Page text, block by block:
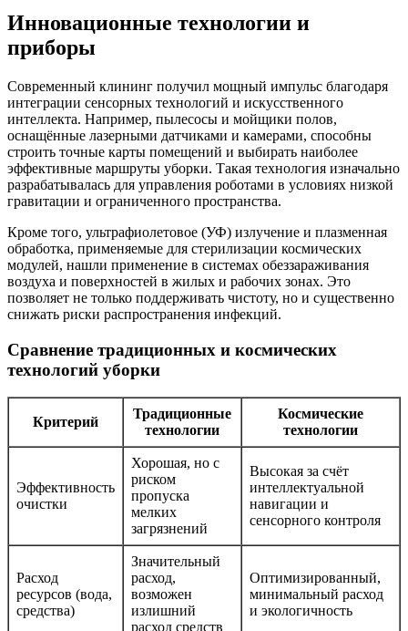
Инновационные технологии и
приборы
Современный клининг получил мощный импульс благодаря
интеграции сенсорных технологий и искусственного
интеллекта. Например, пылесосы и мойщики полов,
оснащённые лазерными датчиками и камерами, способны
строить точные карты помещений и выбирать наиболее
эффективные маршруты уборки. Такая технология изначально
разрабатывалась для управления роботами в условиях низкой
гравитации и ограниченного пространства.
Кроме того, ультрафиолетовое (УФ) излучение и плазменная
обработка, применяемые для стерилизации космических
модулей, нашли применение в системах обеззараживания
воздуха и поверхностей в жилых и рабочих зонах. Это
позволяет не только поддерживать чистоту, но и существенно
снижать риски распространения инфекций.
Сравнение традиционных и космических
технологий уборки
Критерий
Традиционные
технологии
Космические
технологии
Эффективность
очистки
Хорошая, но с
риском
пропуска
мелких
загрязнений
Высокая за счёт
интеллектуальной
навигации и
сенсорного контроля
Расход
ресурсов (вода,
средства)
Значительный
расход,
возможен
излишний
расход средств
Оптимизированный,
минимальный расход
и экологичность